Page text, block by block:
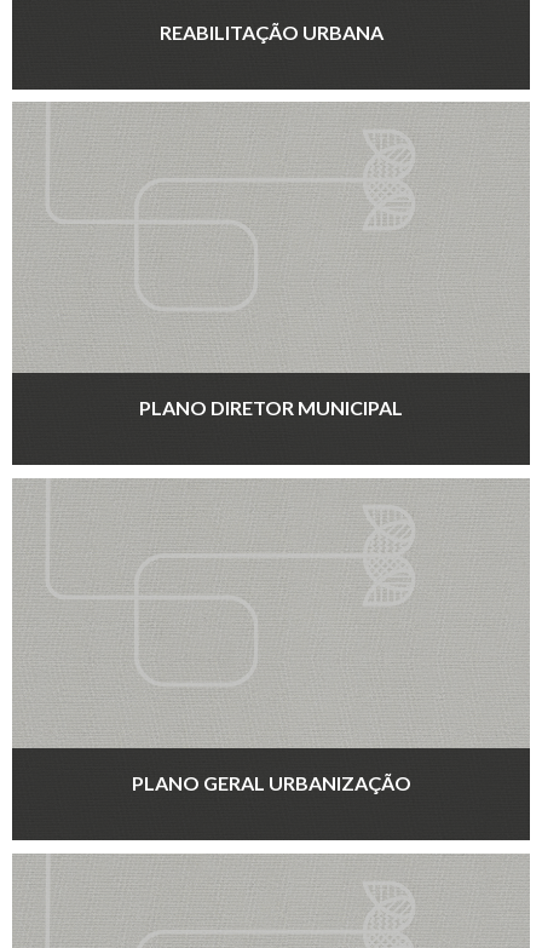
REABILITAÇÃO URBANA
PLANO DIRETOR MUNICIPAL
PLANO GERAL URBANIZAÇÃO